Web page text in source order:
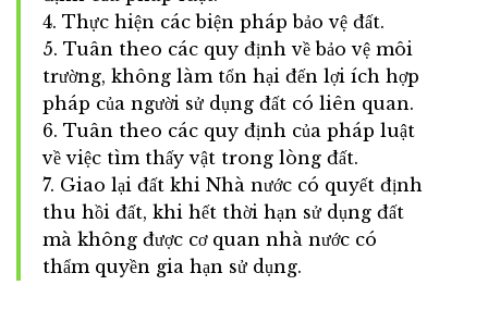
4. Thực hiện các biện pháp bảo vệ đất.
5. Tuân theo các quy định về bảo vệ môi
trường, không làm tổn hại đến lợi ích hợp
pháp của người sử dụng đất có liên quan.
6. Tuân theo các quy định của pháp luật
về việc tìm thấy vật trong lòng đất.
7. Giao lại đất khi Nhà nước có quyết định
thu hồi đất, khi hết thời hạn sử dụng đất
mà không được cơ quan nhà nước có
thẩm quyền gia hạn sử dụng.